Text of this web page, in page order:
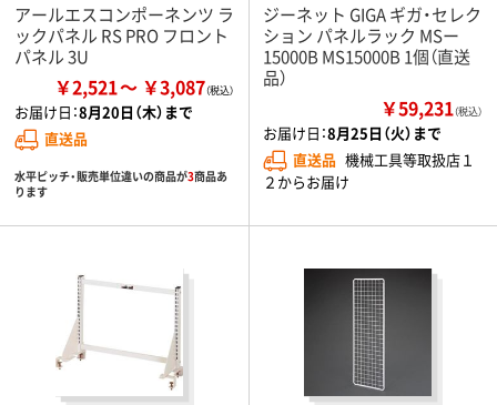
アールエスコンポーネンツ ラ
ックパネル RS PRO フロント
パネル 3U
￥2,521 ￥3,087
お届け日：8月20日（木）まで
直送品
水平ピッチ・販売単位違いの商品が3商品あ
ります
ジーネット GIGA ギガ・セレク
ション パネルラック MSー
15000B MS15000B 1個（直送
品）
￥59,231（税込）
お届け日：8月25日（火）まで
直送品 機械工具等取扱店１
２からお届け